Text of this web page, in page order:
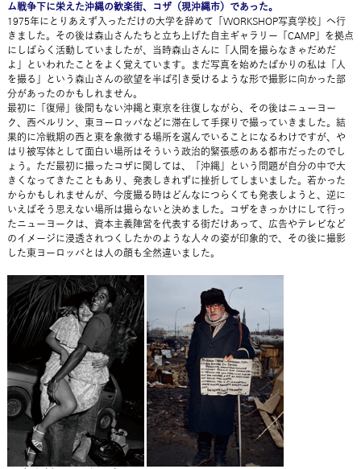
ム戦争下に栄えた沖縄の歓楽街、コザ（現沖縄市）であった。
1975年にとりあえず入っただけの大学を辞めて「WORKSHOP写真学校」へ行
きました。その後は森山さんたちと立ち上げた自主ギャラリー「CAMP」を拠点
にしばらく活動していましたが、当時森山さんに「人間を撮らなきゃだめだ
よ」といわれたことをよく覚えています。まだ写真を始めたばかりの私は「人
を撮る」という森山さんの欲望を半ば引き受けるような形で撮影に向かった部
分があったのかもしれません。
最初に「復帰」後間もない沖縄と東京を往復しながら、その後はニューヨー
ク、西ベルリン、東ヨーロッパなどに滞在して手探りで撮っていきました。結
果的に冷戦期の西と東を象徴する場所を選んでいることになるわけですが、や
はり被写体として面白い場所はそういう政治的緊張感のある都市だったのでし
ょう。ただ最初に撮ったコザに関しては、「沖縄」という問題が自分の中で大
きくなってきたこともあり、発表しきれずに挫折してしまいました。若かった
からかもしれませんが、今度撮る時はどんなにつらくても発表しようと、逆に
いえばそう思えない場所は撮らないと決めました。コザをきっかけにして行っ
たニューヨークは、資本主義陣営を代表する街だけあって、広告やテレビなど
のイメージに浸透されつくしたかのような人々の姿が印象的で、その後に撮影
した東ヨーロッパとは人の顔も全然違いました。